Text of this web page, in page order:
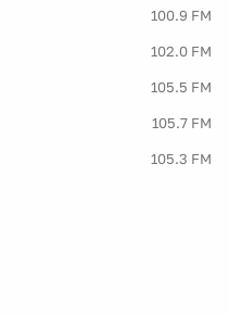
100.9 FM
102.0 FM
105.5 FM
105.7 FM
105.3 FM